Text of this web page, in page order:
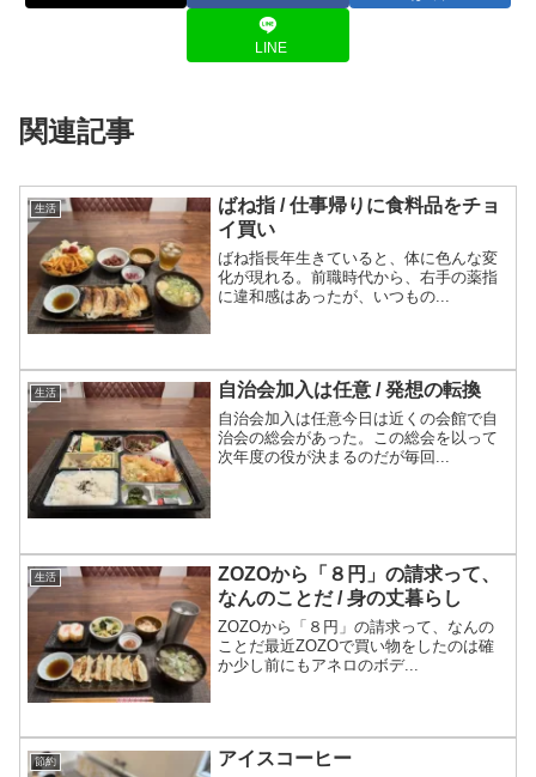
LINE
関連記事
生活
ばね指 / 仕事帰りに食料品をチョ
イ買い
ばね指長年生きていると、体に色んな変
化が現れる。前職時代から、右手の薬指
に違和感はあったが、いつもの...
生活 自治会加入は任意 / 発想の転換
自治会加入は任意今日は近くの会館で自
治会の総会があった。この総会を以って
次年度の役が決まるのだが毎回...
生活
ZOZOから「８円」の請求って、
なんのことだ / 身の丈暮らし
ZOZOから「８円」の請求って、なんの
ことだ最近ZOZOで買い物をしたのは確
か少し前にもアネロのボデ...
節約 アイスコーヒー